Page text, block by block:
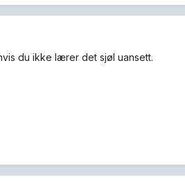
du ikke lærer det sjøl uansett.